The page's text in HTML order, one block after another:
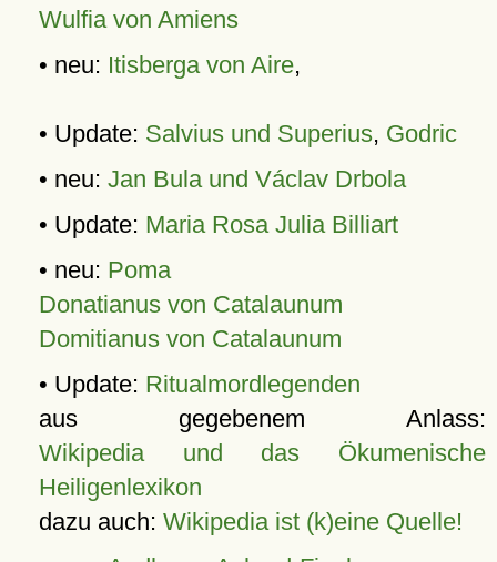
Wulfia von Amiens
• neu: Itisberga von Aire,
• Update: Salvius und Superius, Godric
• neu: Jan Bula und Václav Drbola
• Update: Maria Rosa Julia Billiart
• neu: Poma
Donatianus von Catalaunum
Domitianus von Catalaunum
• Update: Ritualmordlegenden
aus gegebenem Anlass:
Wikipedia und das Ökumenische
Heiligenlexikon
dazu auch: Wikipedia ist (k)eine Quelle!